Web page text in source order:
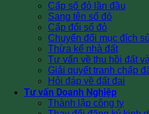
Cấp sổ đỏ lần đầu
Sang tên sổ đỏ
Cấp đổi sổ đỏ
Chuyển đổi mục đích
Thừa kế nhà đất
Tư vấn về thu hồi đất
Giải quyết tranh chấp
Hỏi đáp về đất đai
Tư vấn Doanh Nghiệp
Thành lập công ty